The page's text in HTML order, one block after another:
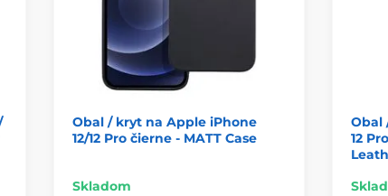
Obal / kryt na Apple iPhone
12/12 Pro čierne - MATT Case
Skladom
Obal
12